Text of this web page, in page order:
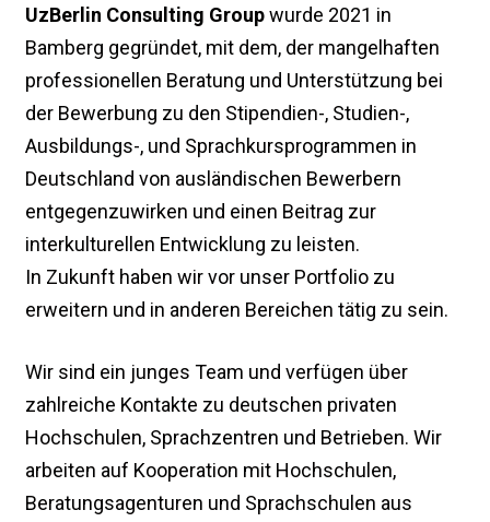
UzBerlin Consulting Groupwurde 2021 in
Bamberg gegründet, mit dem, der mangelhaften
professionellen Beratung und Unterstützung bei
der Bewerbung zu den Stipendien-, Studien-,
Ausbildungs-, und Sprachkursprogrammen in
Deutschland von ausländischen Bewerbern
entgegenzuwirken und einen Beitrag zur
interkulturellen Entwicklung zu leisten.
In Zukunft haben wir vor unser Portfolio zu
erweitern und in anderen Bereichen tätig zu sein.
Wir sind ein junges Team und verfügen über
zahlreiche Kontakte zu deutschen privaten
Hochschulen, Sprachzentren und Betrieben. Wir
arbeiten auf Kooperation mit Hochschulen,
Beratungsagenturen und Sprachschulen aus